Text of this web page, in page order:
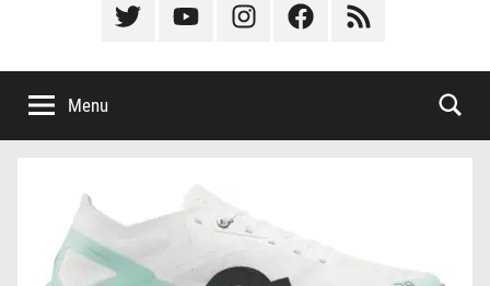
Élément
menu
Élément
menu
Élément
menu
Élément
menu
Élément
menu
Menu